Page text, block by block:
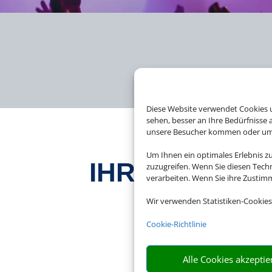
Diese Website verwendet
sehen, besser an Ihre
unsere Besucher kommen oder
Um Ihnen ein optimales Erlebnis
zuzugreifen. Wenn Sie diesen
verarbeiten. Wenn Sie ihre
Wir verwenden Statistiken-
Cookie-Richtlinie
Alle Cookies
IHR